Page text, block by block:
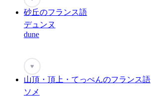
砂丘のフランス語
デュンヌ
dune
♥
山頂・頂上・てっぺんのフランス語
ソメ